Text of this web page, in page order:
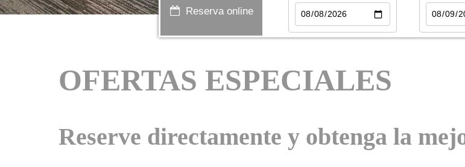
Reserva online
OFERTAS ESPECIALES
Reserve directamente y obtenga la